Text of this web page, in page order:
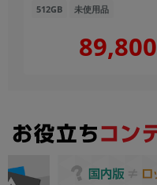
512GB 未使用品
89,800